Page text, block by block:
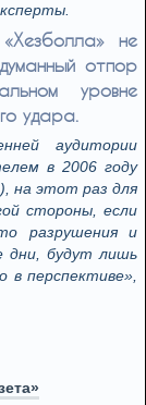
не
отпор
уровне
удара.
аудитории
в 2006 году
на этот раз для
стороны, если
разрушения и
дни, будут лишь
в перспективе»,